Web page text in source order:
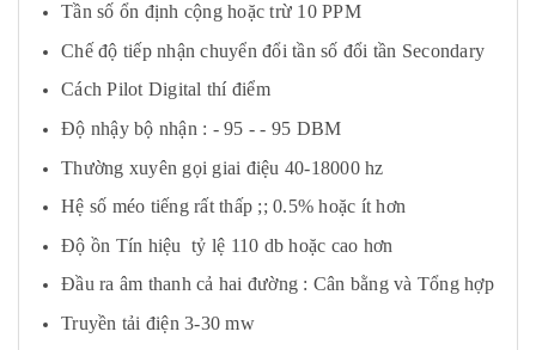
Tần số ổn định cộng hoặc trừ 10 PPM
Chế độ tiếp nhận chuyển đổi tần số đổi tần Secondary
Cách Pilot Digital thí điểm
Độ nhậy bộ nhận : - 95 - - 95 DBM
Thường xuyên gọi giai điệu 40-18000 hz
Hệ số méo tiếng rất thấp ;; 0.5% hoặc ít hơn
Độ ồn Tín hiệu tỷ lệ 110 db hoặc cao hơn
Đầu ra âm thanh cả hai đường : Cân bằng và Tổng hợp
Truyền tải điện 3-30 mw